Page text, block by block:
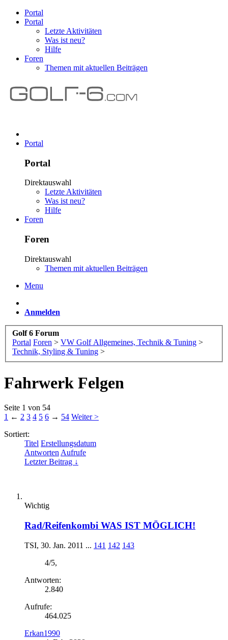
Portal
Portal
Letzte Aktivitäten
Was ist neu?
Hilfe
Foren
Themen mit aktuellen Beiträgen
Portal
Portal
Direktauswahl
Letzte Aktivitäten
Was ist neu?
Hilfe
Foren
Foren
Direktauswahl
Themen mit aktuellen Beiträgen
Menu
Anmelden
Golf 6 Forum
Portal Foren > VW Golf Allgemeines, Technik & Tuning >
Technik, Styling & Tuning >
Fahrwerk Felgen
Seite 1 von 54
1 ← 2 3 4 5 6 → 54 Weiter >
Sortiert:
Titel Erstellungsdatum
Antworten Aufrufe
Letzter Beitrag ↓
Wichtig
Rad/Reifenkombi WAS IST MÖGLICH!
TSI, 30. Jan. 2011 ... 141 142 143
4/5,
Antworten:
2.840
Aufrufe:
464.025
Erkan1990